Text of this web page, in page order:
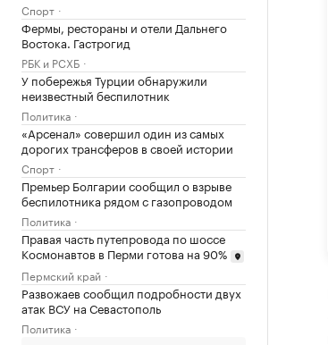
Спорт
Фермы, рестораны и отели Дальнего
Востока. Гастрогид
РБК и РСХБ
У побережья Турции обнаружили
неизвестный беспилотник
Политика
«Арсенал» совершил один из самых
дорогих трансферов в своей истории
Спорт
Премьер Болгарии сообщил о взрыве
беспилотника рядом с газопроводом
Политика
Правая часть путепровода по шоссе
Космонавтов в Перми готова на 90%
Пермский край
Развожаев сообщил подробности двух
атак ВСУ на Севастополь
Политика